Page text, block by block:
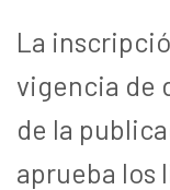
La
vigencia de
de la
aprueba los